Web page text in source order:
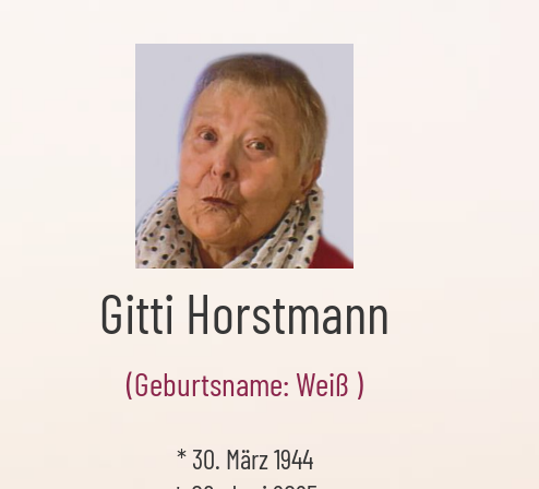
Gitti Horstmann
(Geburtsname: Weiß )
* 30. März 1944